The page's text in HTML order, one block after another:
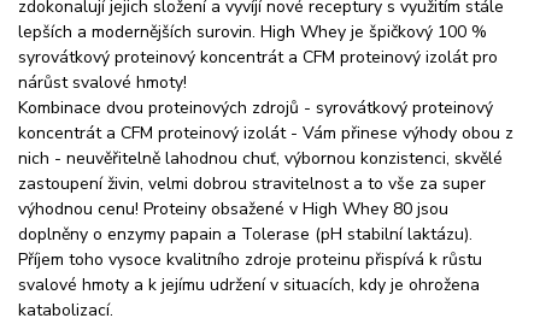
zdokonalují jejich složení a vyvíjí nové receptury s využitím stále
lepších a modernějších surovin. High Whey je špičkový 100 %
syrovátkový proteinový koncentrát a CFM proteinový izolát pro
nárůst svalové hmoty!
Kombinace dvou proteinových zdrojů - syrovátkový proteinový
koncentrát a CFM proteinový izolát - Vám přinese výhody obou z
nich - neuvěřitelně lahodnou chuť, výbornou konzistenci, skvělé
zastoupení živin, velmi dobrou stravitelnost a to vše za super
výhodnou cenu! Proteiny obsažené v High Whey 80 jsou
doplněny o enzymy papain a Tolerase (pH stabilní laktázu).
Příjem toho vysoce kvalitního zdroje proteinu přispívá k růstu
svalové hmoty a k jejímu udržení v situacích, kdy je ohrožena
katabolizací.